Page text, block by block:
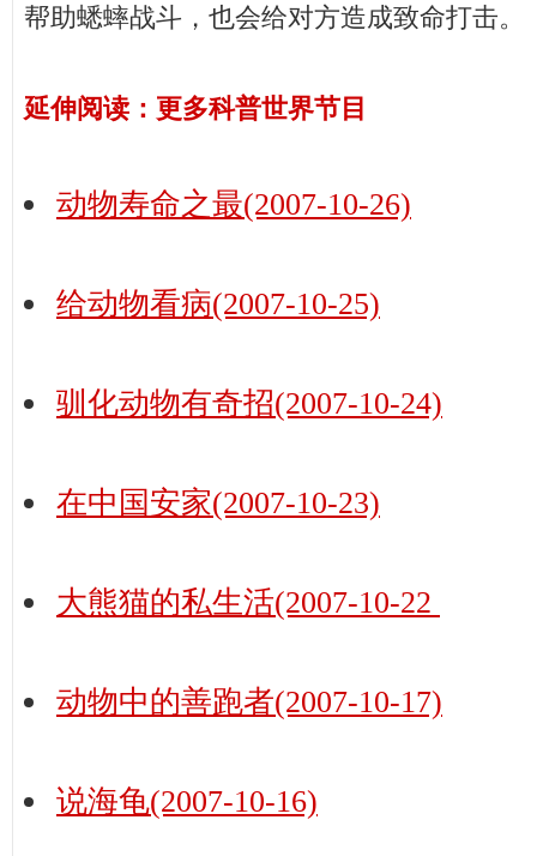
帮助蟋蟀战斗，也会给对方造成致命打击。
延伸阅读：更多科普世界节目
动物寿命之最(2007-10-26)
给动物看病(2007-10-25)
驯化动物有奇招(2007-10-24)
在中国安家(2007-10-23)
大熊猫的私生活(2007-10-22
动物中的善跑者(2007-10-17)
说海龟(2007-10-16)